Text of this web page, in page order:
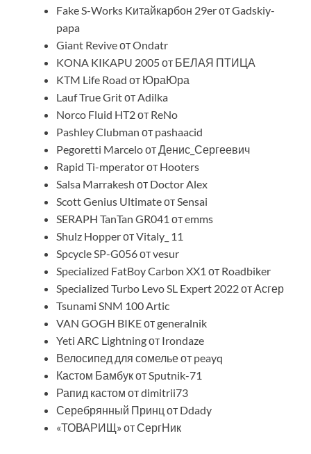
Fake S-Works Kитайкарбон 29er от Gadskiy-
papa
Giant Revive от Ondatr
KONA KIKAPU 2005 от БЕЛАЯ ПТИЦА
KTM Life Road от ЮраЮра
Lauf True Grit от Adilka
Norco Fluid HT2 от ReNo
Pashley Clubman от pashaacid
Pegoretti Marcelo от Денис_Сергеевич
Rapid Ti-mperator от Hooters
Salsa Marrakesh от Doctor Alex
Scott Genius Ultimate от Sensai
SERAPH TanTan GR041 от emms
Shulz Hopper от Vitaly_ 11
Spcycle SP-G056 от vesur
Specialized FatBoy Carbon XX1 от Roadbiker
Specialized Turbo Levo SL Expert 2022 от Асгер
Tsunami SNM 100 Artic
VAN GOGH BIKE от generalnik
Yeti ARC Lightning от Irondaze
Велосипед для сомелье от peayq
Кастом Бамбук от Sputnik-71
Рапид кастом от dimitrii73
Серебрянный Принц от Ddady
«ТОВАРИЩ» от СергНик